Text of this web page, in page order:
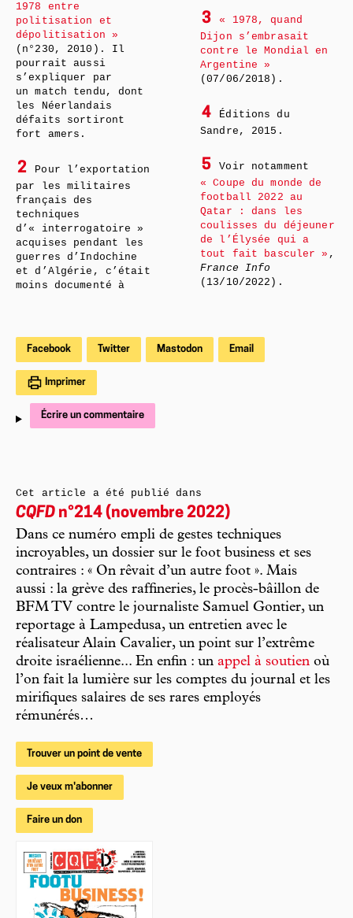
1978 entre
politisation et
dépolitisation »
(n°230, 2010). Il
pourrait aussi
s’expliquer par
un match tendu, dont
les Néerlandais
défaits sortiront
fort amers.
2
Pour l’exportation
par les militaires
français des
techniques
d’« interrogatoire »
acquises pendant les
guerres d’Indochine
et d’Algérie, c’était
moins documenté à
3
« 1978, quand
Dijon s’embrasait
contre le Mondial en
Argentine »
(07/06/2018).
4
Éditions du
Sandre, 2015.
5
Voir notamment
« Coupe du monde de
football 2022 au
Qatar : dans les
coulisses du déjeuner
de l’Élysée qui a
tout fait basculer » ,
France Info
(13/10/2022).
Facebook Twitter Mastodon Email
Imprimer
Écrire un commentaire
Cet article a été publié dans
CQFD n°214 (novembre 2022)
Dans ce numéro empli de gestes techniques
incroyables, un dossier sur le foot business et ses
contraires : « On rêvait d’un autre foot ». Mais
aussi : la grève des raffineries, le procès-bâillon de
BFM TV contre le journaliste Samuel Gontier, un
reportage à Lampedusa, un entretien avec le
réalisateur Alain Cavalier, un point sur l’extrême
droite israélienne... En enfin : un appel à soutien où
l’on fait la lumière sur les comptes du journal et les
mirifiques salaires de ses rares employés
rémunérés…
Trouver un point de vente
Je veux m'abonner
Faire un don